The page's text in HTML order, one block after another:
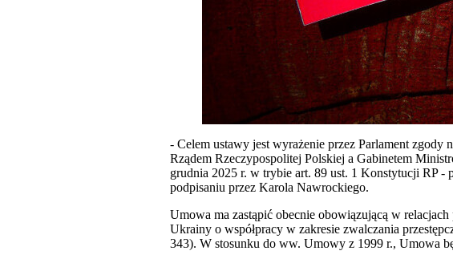
- Celem ustawy jest wyrażenie przez Parlament
Rządem Rzeczypospolitej Polskiej a Gabinetem
grudnia 2025 r. w trybie art. 89 ust. 1 Konstytucji RP -
podpisaniu przez Karola Nawrockiego.
Umowa ma zastąpić obecnie obowiązującą w
Ukrainy o współpracy w zakresie zwalczania
343). W stosunku do ww. Umowy z 1999 r., Umowa